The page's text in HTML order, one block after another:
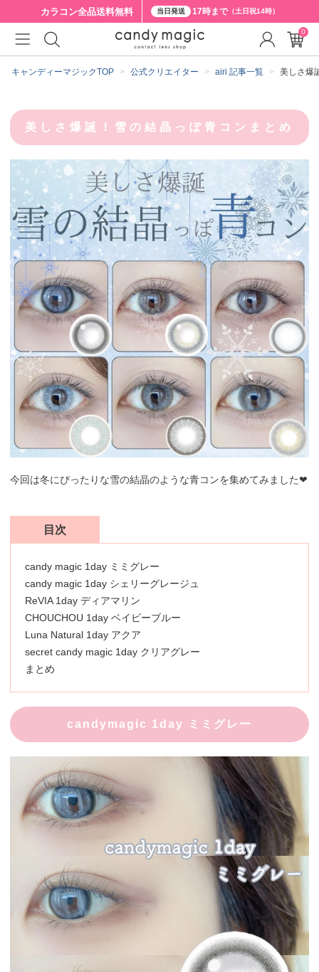
カラコン全品送料無料 当日発送 17時まで（土日祝14時）
キャンディーマジックTOP 公式クリエイター airi 記事一覧 美しさ爆
美しさ爆誕！雪の結晶っぽ青コンまとめ
今回は冬にぴったりな雪の結晶のような青コンを集めてみました❤︎
目次
candy magic 1day ミミグレー
candy magic 1day シェリーグレージュ
ReVIA 1day ディアマリン
CHOUCHOU 1day ベイビーブルー
Luna Natural 1day アクア
secret candy magic 1day クリアグレー
まとめ
candymagic 1day ミミグレー
0